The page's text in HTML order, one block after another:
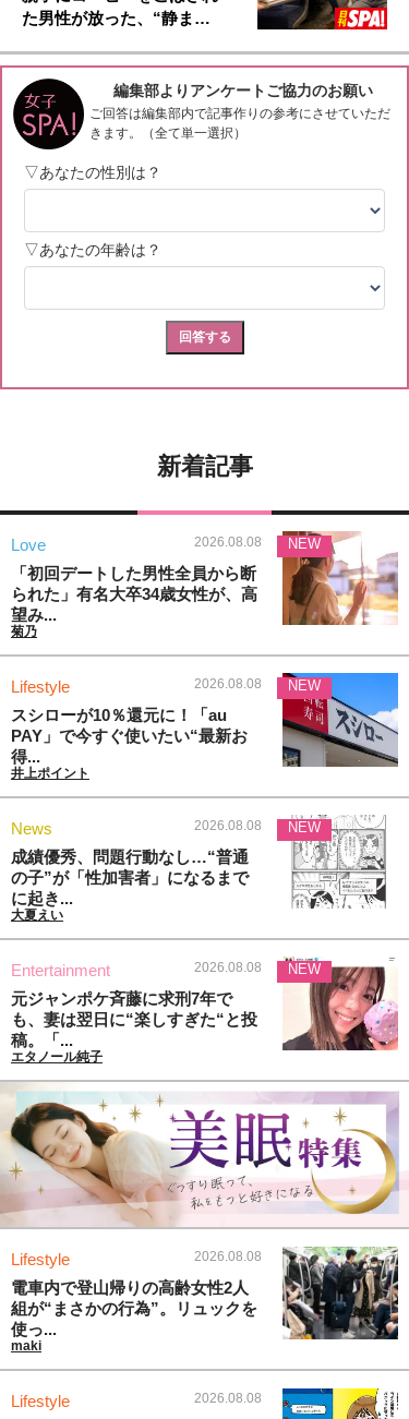
た男性が放った、“静ま…
新着記事
Love 2026.08.08
「初回デートした男性全員から断
られた」有名大卒34歳女性が、高
望み...
菊乃
NEW
Lifestyle 2026.08.08
スシローが10％還元に！「au
PAY」で今すぐ使いたい“最新お
得...
井上ポイント
NEW
News 2026.08.08
成績優秀、問題行動なし…“普通
の子”が「性加害者」になるまで
に起き...
大夏えい
NEW
Entertainment 2026.08.08
元ジャンポケ斉藤に求刑7年で
も、妻は翌日に“楽しすぎた“と投
稿。「...
エタノール純子
NEW
Lifestyle 2026.08.08
電車内で登山帰りの高齢女性2人
組が“まさかの行為”。リュックを
使っ...
maki
Lifestyle 2026.08.08